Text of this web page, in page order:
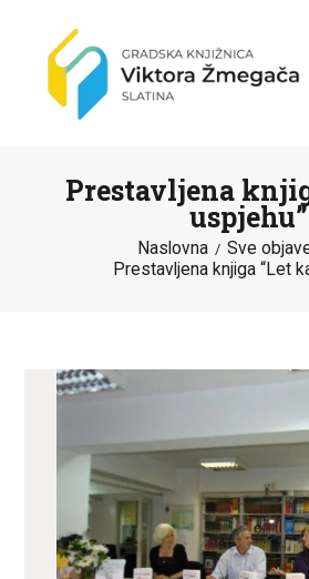
Prestavljena
uspjehu”
Naslovna Sve
Prestavljena knjiga “Let
NASLOVNA
PROGRAMI I
KATALOG
O KNJIŽNICI
ZA KORISNIKE
ODJELI